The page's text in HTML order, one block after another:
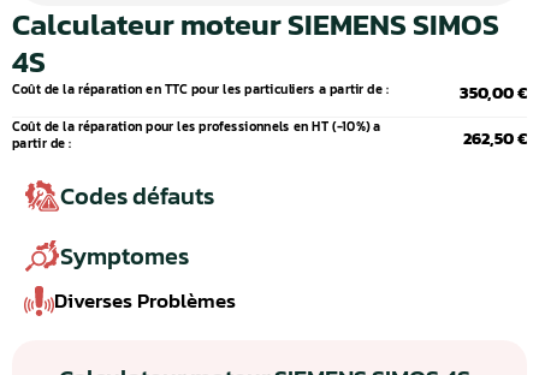
Calculateur moteur SIEMENS SIMOS
4S
Coût de la réparation en TTC pour les particuliers a partir de : 350,00 €
Coût de la réparation pour les professionnels en HT (-10%) a
partir de :
262,50 €
Codes défauts
Symptomes
Diverses Problèmes